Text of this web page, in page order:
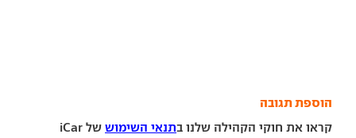
הוספת תגובה
קראו את חוקי הקהילה שלנו בתנאי השימוש של iCar